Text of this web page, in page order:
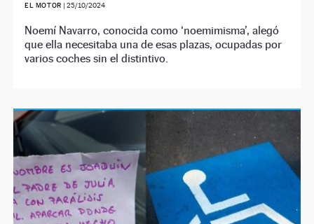
EL MOTOR | 25/10/2024
Noemí Navarro, conocida como ‘noemimisma’, alegó
que ella necesitaba una de esas plazas, ocupadas por
varios coches sin el distintivo.